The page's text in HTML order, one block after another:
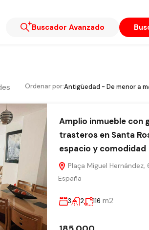
Buscador Avanzado
Ordenar por:Antigüedad - De menor a
Amplio inmueble con
trasteros en Santa
espacio y comodidad
Plaça Miguel Hernández,
España
3 2 116 m2